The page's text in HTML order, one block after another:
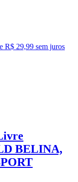
R$ 29,99 sem juros
BELINA,